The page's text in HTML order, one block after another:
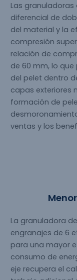
Las granuladoras
diferencial de
del material y la
compresión
relación de
de 60 mm, lo
del pelet dentro
capas exteriores
formación de
ventas y los
La granuladora
engranajes de 6
para una mayor
consumo de
eje recupera el